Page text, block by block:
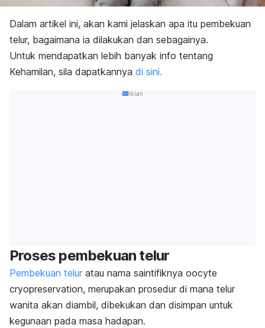
Dalam artikel ini, akan kami jelaskan apa itu pembekuan
telur, bagaimana ia dilakukan dan sebagainya.
Untuk mendapatkan lebih banyak info tentang
Kehamilan, sila dapatkannya di sini.
Iklan
Proses pembekuan telur
Pembekuan telur atau nama saintifiknya oocyte
cryopreservation, merupakan prosedur di mana telur
wanita akan diambil, dibekukan dan disimpan untuk
kegunaan pada masa hadapan.